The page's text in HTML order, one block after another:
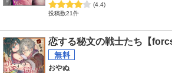
(4.4)
投稿数21件
恋する秘文の戦士たち【
おやぬ